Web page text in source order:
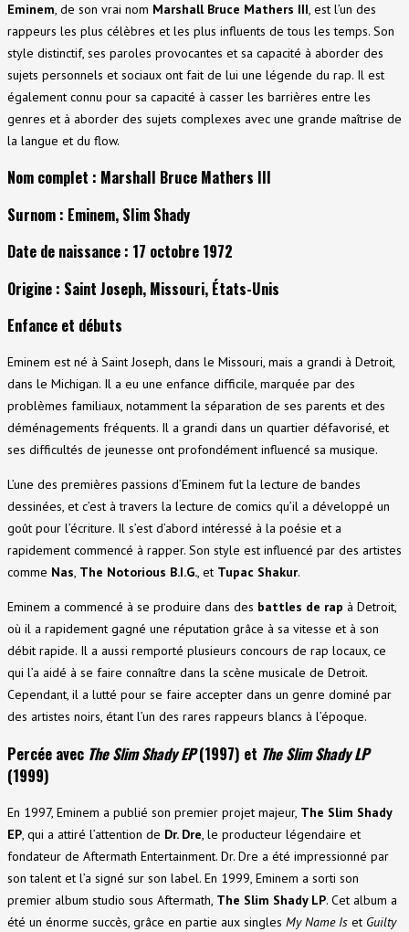
Eminem, de son vrai nom Marshall Bruce Mathers III, est l’un des
rappeurs les plus célèbres et les plus influents de tous les temps. Son
style distinctif, ses paroles provocantes et sa capacité à aborder des
sujets personnels et sociaux ont fait de lui une légende du rap. Il est
également connu pour sa capacité à casser les barrières entre les
genres et à aborder des sujets complexes avec une grande maîtrise de
la langue et du flow.
Nom complet : Marshall Bruce Mathers III
Surnom : Eminem, Slim Shady
Date de naissance : 17 octobre 1972
Origine : Saint Joseph, Missouri, États-Unis
Enfance et débuts
Eminem est né à Saint Joseph, dans le Missouri, mais a grandi à Detroit,
dans le Michigan. Il a eu une enfance difficile, marquée par des
problèmes familiaux, notamment la séparation de ses parents et des
déménagements fréquents. Il a grandi dans un quartier défavorisé, et
ses difficultés de jeunesse ont profondément influencé sa musique.
L’une des premières passions d’Eminem fut la lecture de bandes
dessinées, et c’est à travers la lecture de comics qu’il a développé un
goût pour l’écriture. Il s’est d’abord intéressé à la poésie et a
rapidement commencé à rapper. Son style est influencé par des artistes
comme Nas, The Notorious B.I.G., et Tupac Shakur.
Eminem a commencé à se produire dans des battles de rap à Detroit,
où il a rapidement gagné une réputation grâce à sa vitesse et à son
débit rapide. Il a aussi remporté plusieurs concours de rap locaux, ce
qui l’a aidé à se faire connaître dans la scène musicale de Detroit.
Cependant, il a lutté pour se faire accepter dans un genre dominé par
des artistes noirs, étant l’un des rares rappeurs blancs à l’époque.
Percée avec The Slim Shady EP(1997) et The Slim Shady LP
(1999)
En 1997, Eminem a publié son premier projet majeur, The Slim Shady
EP, qui a attiré l’attention de Dr. Dre, le producteur légendaire et
fondateur de Aftermath Entertainment. Dr. Dre a été impressionné par
son talent et l’a signé sur son label. En 1999, Eminem a sorti son
premier album studio sous Aftermath, The Slim Shady LP. Cet album a
été un énorme succès, grâce en partie aux singles My Name Is et Guilty